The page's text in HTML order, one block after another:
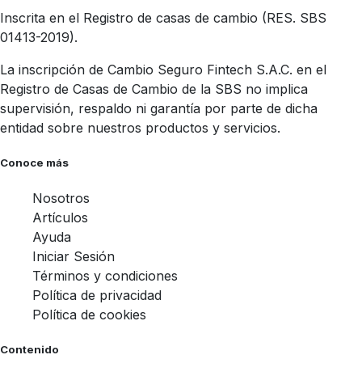
Inscrita en el Registro de casas de cambio (RES. SBS
01413-2019).
La inscripción de Cambio Seguro Fintech S.A.C. en el
Registro de Casas de Cambio de la SBS no implica
supervisión, respaldo ni garantía por parte de dicha
entidad sobre nuestros productos y servicios.
Conoce más
Nosotros
Artículos
Ayuda
Iniciar Sesión
Términos y condiciones
Política de privacidad
Política de cookies
Contenido